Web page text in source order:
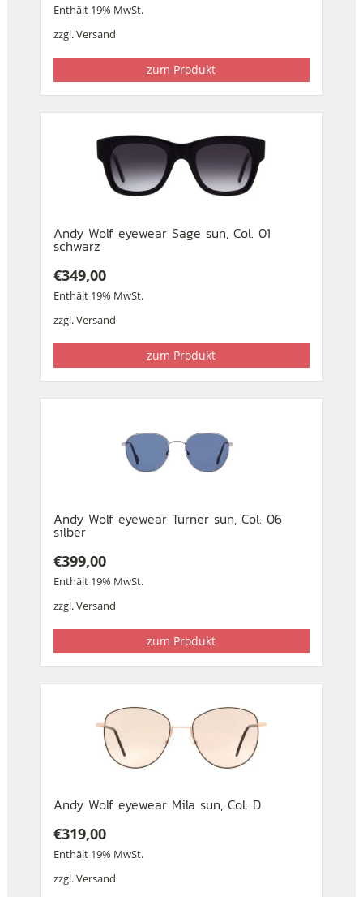
Enthält 19% MwSt.
zzgl.Versand
zum Produkt
Andy Wolf eyewear Sage sun, Col. 01
schwarz
€349,00
Enthält 19% MwSt.
zzgl.Versand
zum Produkt
Andy Wolf eyewear Turner sun, Col. 06
silber
€399,00
Enthält 19% MwSt.
zzgl.Versand
zum Produkt
Andy Wolf eyewear Mila sun, Col. D
€319,00
Enthält 19% MwSt.
zzgl.Versand